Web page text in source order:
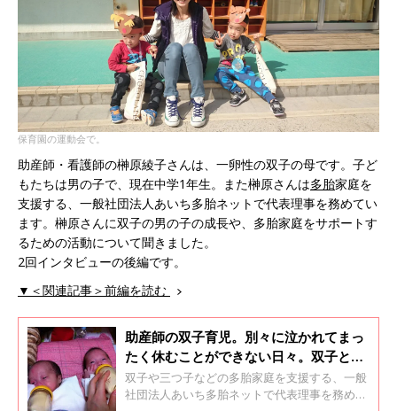
保育園の運動会で。
助産師・看護師の榊原綾子さんは、一卵性の双子の母です。子ど
もたちは男の子で、現在中学1年生。また榊原さんは多胎家庭を
支援する、一般社団法人あいち多胎ネットで代表理事を務めてい
ます。榊原さんに双子の男の子の成長や、多胎家庭をサポートす
るための活動について聞きました。
2回インタビューの後編です。
▼＜関連記事＞前編を読む
助産師の双子育児。別々に泣かれてまっ
たく休むことができない日々。双子と自
分、3人で過ごすのがこわかった･･･【体
験談】
双子や三つ子などの多胎家庭を支援する、一般
社団法人あいち多胎ネットで代表理事を務め